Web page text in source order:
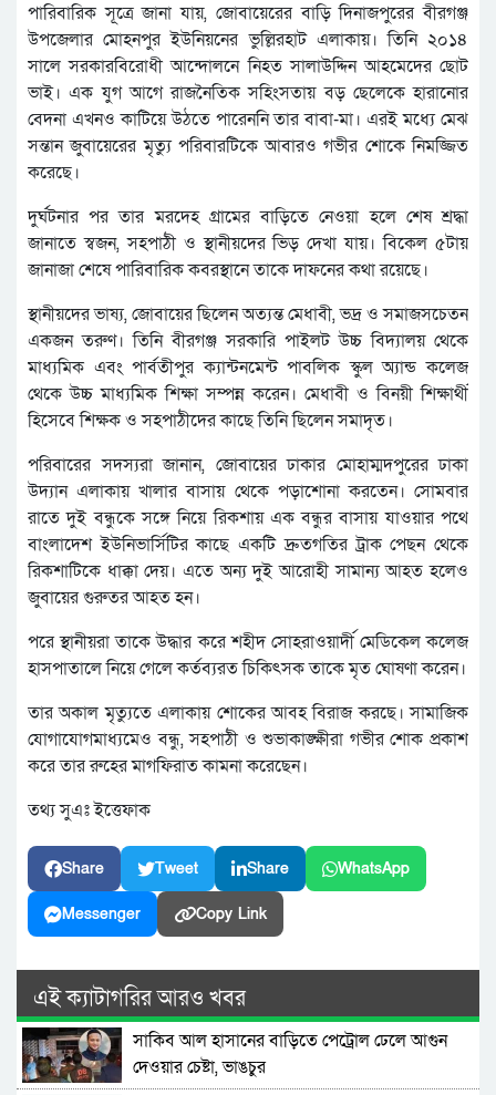
পারিবারিক সূত্রে জানা যায়, জোবায়েরের বাড়ি দিনাজপুরের বীরগঞ্জ
উপজেলার মোহনপুর ইউনিয়নের ভুল্লিরহাট এলাকায়। তিনি ২০১৪
সালে সরকারবিরোধী আন্দোলনে নিহত সালাউদ্দিন আহমেদের ছোট
ভাই। এক যুগ আগে রাজনৈতিক সহিংসতায় বড় ছেলেকে হারানোর
বেদনা এখনও কাটিয়ে উঠতে পারেননি তার বাবা-মা। এরই মধ্যে মেঝ
সন্তান জুবায়েরের মৃত্যু পরিবারটিকে আবারও গভীর শোকে নিমজ্জিত
করেছে।
দুর্ঘটনার পর তার মরদেহ গ্রামের বাড়িতে নেওয়া হলে শেষ শ্রদ্ধা
জানাতে স্বজন, সহপাঠী ও স্থানীয়দের ভিড় দেখা যায়। বিকেল ৫টায়
জানাজা শেষে পারিবারিক কবরস্থানে তাকে দাফনের কথা রয়েছে।
স্থানীয়দের ভাষ্য, জোবায়ের ছিলেন অত্যন্ত মেধাবী, ভদ্র ও সমাজসচেতন
একজন তরুণ। তিনি বীরগঞ্জ সরকারি পাইলট উচ্চ বিদ্যালয় থেকে
মাধ্যমিক এবং পার্বতীপুর ক্যান্টনমেন্ট পাবলিক স্কুল অ্যান্ড কলেজ
থেকে উচ্চ মাধ্যমিক শিক্ষা সম্পন্ন করেন। মেধাবী ও বিনয়ী শিক্ষার্থী
হিসেবে শিক্ষক ও সহপাঠীদের কাছে তিনি ছিলেন সমাদৃত।
পরিবারের সদস্যরা জানান, জোবায়ের ঢাকার মোহাম্মদপুরের ঢাকা
উদ্যান এলাকায় খালার বাসায় থেকে পড়াশোনা করতেন। সোমবার
রাতে দুই বন্ধুকে সঙ্গে নিয়ে রিকশায় এক বন্ধুর বাসায় যাওয়ার পথে
বাংলাদেশ ইউনিভার্সিটির কাছে একটি দ্রুতগতির ট্রাক পেছন থেকে
রিকশাটিকে ধাক্কা দেয়। এতে অন্য দুই আরোহী সামান্য আহত হলেও
জুবায়ের গুরুতর আহত হন।
পরে স্থানীয়রা তাকে উদ্ধার করে শহীদ সোহরাওয়ার্দী মেডিকেল কলেজ
হাসপাতালে নিয়ে গেলে কর্তব্যরত চিকিৎসক তাকে মৃত ঘোষণা করেন।
তার অকাল মৃত্যুতে এলাকায় শোকের আবহ বিরাজ করছে। সামাজিক
যোগাযোগমাধ্যমেও বন্ধু, সহপাঠী ও শুভাকাঙ্ক্ষীরা গভীর শোক প্রকাশ
করে তার রুহের মাগফিরাত কামনা করেছেন।
তথ্য সুএঃ ইত্তেফাক
Share Tweet Share WhatsApp
Messenger Copy Link
এই ক্যাটাগরির আরও খবর
সাকিব আল হাসানের বাড়িতে পেট্রোল ঢেলে আগুন
দেওয়ার চেষ্টা, ভাঙচুর